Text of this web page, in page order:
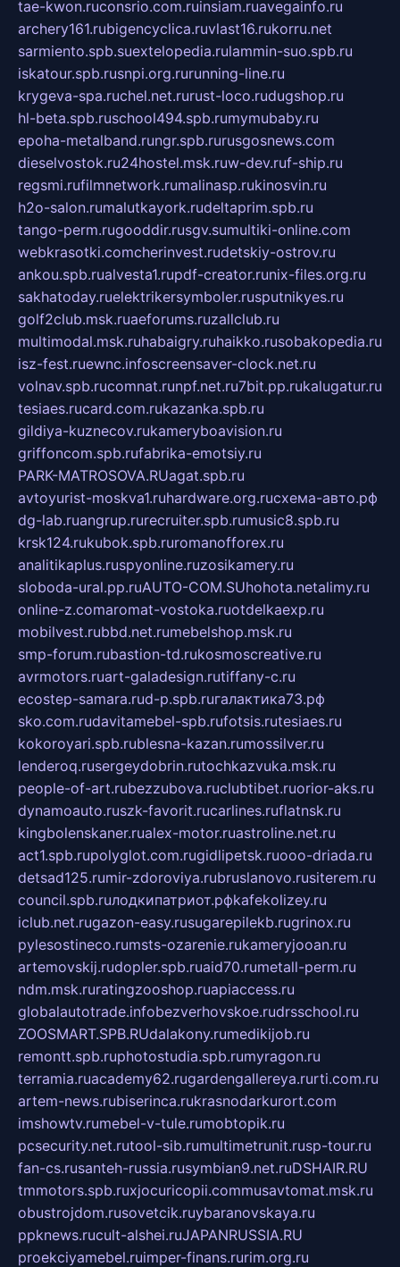
tae-kwon.ruconsrio.com.ruinsiam.ruavegainfo.ru
archery161.rubigencyclica.ruvlast16.rukorru.net
sarmiento.spb.suextelopedia.rulammin-suo.spb.ru
iskatour.spb.rusnpi.org.rurunning-line.ru
krygeva-spa.ruchel.net.rurust-loco.rudugshop.ru
hl-beta.spb.ruschool494.spb.rumymubaby.ru
epoha-metalband.rungr.spb.rurusgosnews.com
dieselvostok.ru24hostel.msk.ruw-dev.ruf-ship.ru
regsmi.rufilmnetwork.rumalinasp.rukinosvin.ru
h2o-salon.rumalutkayork.rudeltaprim.spb.ru
tango-perm.rugooddir.rusgv.sumultiki-online.com
webkrasotki.comcherinvest.rudetskiy-ostrov.ru
ankou.spb.rualvesta1.rupdf-creator.runix-files.org.ru
sakhatoday.ruelektrikersymboler.rusputnikyes.ru
golf2club.msk.ruaeforums.ruzallclub.ru
multimodal.msk.ruhabaigry.ruhaikko.rusobakopedia.ru
isz-fest.ruewnc.infoscreensaver-clock.net.ru
volnav.spb.rucomnat.runpf.net.ru7bit.pp.rukalugatur.ru
tesiaes.rucard.com.rukazanka.spb.ru
gildiya-kuznecov.rukameryboavision.ru
griffoncom.spb.rufabrika-emotsiy.ru
PARK-MATROSOVA.RUagat.spb.ru
avtoyurist-moskva1.ruhardware.org.ruсхема-авто.рф
dg-lab.ruangrup.rurecruiter.spb.rumusic8.spb.ru
krsk124.rukubok.spb.ruromanofforex.ru
analitikaplus.ruspyonline.ruzosikamery.ru
sloboda-ural.pp.ruAUTO-COM.SUhohota.netalimy.ru
online-z.comaromat-vostoka.ruotdelkaexp.ru
mobilvest.rubbd.net.rumebelshop.msk.ru
smp-forum.rubastion-td.rukosmoscreative.ru
avrmotors.ruart-galadesign.rutiffany-c.ru
ecostep-samara.rud-p.spb.ruгалактика73.рф
sko.com.rudavitamebel-spb.rufotsis.rutesiaes.ru
kokoroyari.spb.rublesna-kazan.rumossilver.ru
lenderoq.rusergeydobrin.rutochkazvuka.msk.ru
people-of-art.rubezzubova.ruclubtibet.ruorior-aks.ru
dynamoauto.ruszk-favorit.rucarlines.ruflatnsk.ru
kingbolenskaner.rualex-motor.ruastroline.net.ru
act1.spb.rupolyglot.com.rugidlipetsk.ruooo-driada.ru
detsad125.rumir-zdoroviya.rubruslanovo.rusiterem.ru
council.spb.ruлодкипатриот.рфkafekolizey.ru
iclub.net.rugazon-easy.rusugarepilekb.rugrinox.ru
pylesostineco.rumsts-ozarenie.rukameryjooan.ru
artemovskij.rudopler.spb.ruaid70.rumetall-perm.ru
ndm.msk.ruratingzooshop.ruapiaccess.ru
globalautotrade.infobezverhovskoe.rudrsschool.ru
ZOOSMART.SPB.RUdalakony.rumedikijob.ru
remontt.spb.ruphotostudia.spb.rumyragon.ru
terramia.ruacademy62.rugardengallereya.rurti.com.ru
artem-news.rubiserinca.rukrasnodarkurort.com
imshowtv.rumebel-v-tule.rumobtopik.ru
pcsecurity.net.rutool-sib.rumultimetrunit.rusp-tour.ru
fan-cs.rusanteh-russia.rusymbian9.net.ruDSHAIR.RU
tmmotors.spb.ruxjocuricopii.commusavtomat.msk.ru
obustrojdom.rusovetcik.ruybaranovskaya.ru
ppknews.rucult-alshei.ruJAPANRUSSIA.RU
proekciyamebel.ruimper-finans.rurim.org.ru